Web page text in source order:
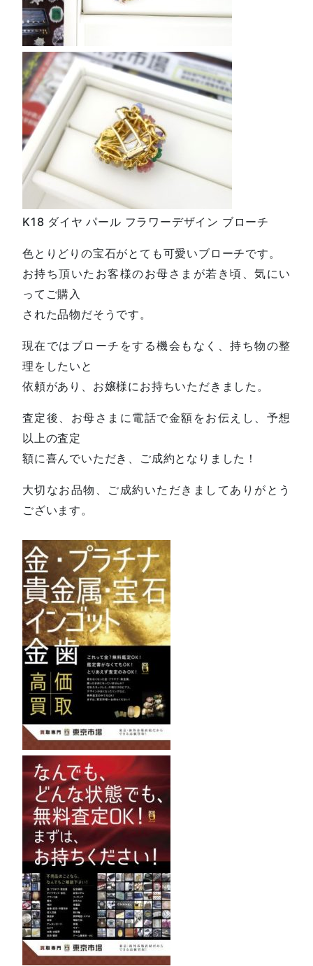
K18 ダイヤ パール フラワーデザイン ブローチ
色とりどりの宝石がとても可愛いブローチです。
お持ち頂いたお客様のお母さまが若き頃、気にい
ってご購入
された品物だそうです。
現在ではブローチをする機会もなく、持ち物の整
理をしたいと
依頼があり、お嬢様にお持ちいただきました。
査定後、お母さまに電話で金額をお伝えし、予想
以上の査定
額に喜んでいただき、ご成約となりました！
大切なお品物、ご成約いただきましてありがとう
ございます。